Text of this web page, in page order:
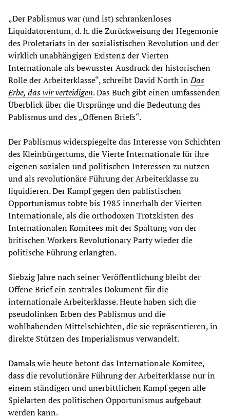
„Der Pablismus war (und ist) schrankenloses
Liquidatorentum, d. h. die Zurückweisung der Hegemonie
des Proletariats in der sozialistischen Revolution und der
wirklich unabhängigen Existenz der Vierten
Internationale als bewusster Ausdruck der historischen
Rolle der Arbeiterklasse“, schreibt David North inDas
Erbe, das wir verteidigen. Das Buch gibt einen umfassenden
Überblick über die Ursprünge und die Bedeutung des
Pablismus und des „Offenen Briefs“.
Der Pablismus widerspiegelte das Interesse von Schichten
des Kleinbürgertums, die Vierte Internationale für ihre
eigenen sozialen und politischen Interessen zu nutzen
und als revolutionäre Führung der Arbeiterklasse zu
liquidieren. Der Kampf gegen den pablistischen
Opportunismus tobte bis 1985 innerhalb der Vierten
Internationale, als die orthodoxen Trotzkisten des
Internationalen Komitees mit der Spaltung von der
britischen Workers Revolutionary Party wieder die
politische Führung erlangten.
Siebzig Jahre nach seiner Veröffentlichung bleibt der
Offene Brief ein zentrales Dokument für die
internationale Arbeiterklasse. Heute haben sich die
pseudolinken Erben des Pablismus und die
wohlhabenden Mittelschichten, die sie repräsentieren, in
direkte Stützen des Imperialismus verwandelt.
Damals wie heute betont das Internationale Komitee,
dass die revolutionäre Führung der Arbeiterklasse nur in
einem ständigen und unerbittlichen Kampf gegen alle
Spielarten des politischen Opportunismus aufgebaut
werden kann.